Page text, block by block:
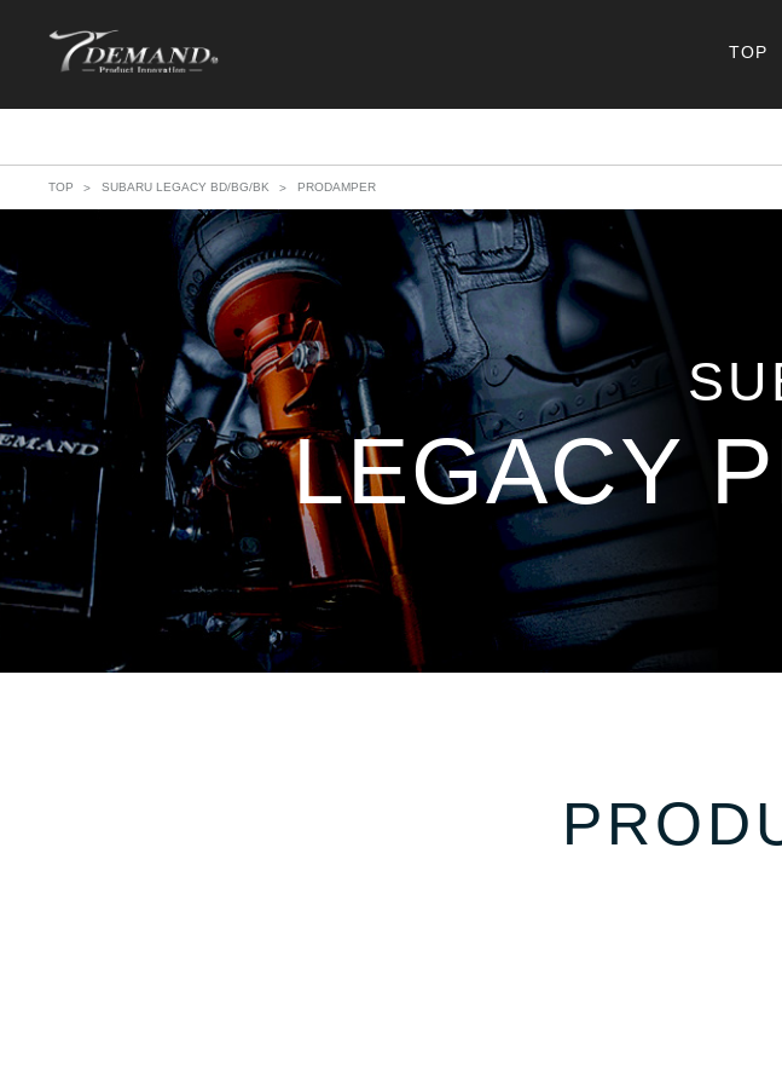
TOP
TOP SUBARU LEGACY BD/BG/BK PRODAMPER
LEGACY